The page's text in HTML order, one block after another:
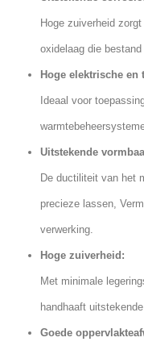
Hoge zuiverheid
oxidelaag die
Hoge elektrische
Ideaal voor
Uitstekende
De ductiliteit van het
precieze lassen,
verwerking.
Hoge zuiverheid:
Met minimale
handhaaft
Goede